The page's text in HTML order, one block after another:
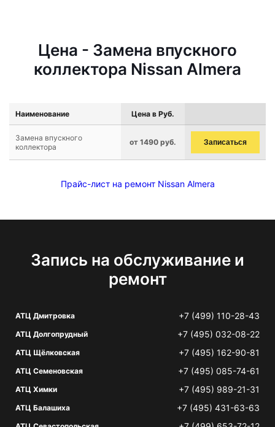
Цена - Замена впускного
коллектора Nissan Almera
Наименование Цена в Руб.
Замена впускного
коллектора
от 1490 руб. Записаться
Прайс-лист на ремонт Nissan Almera
Запись на обслуживание и
ремонт
АТЦ Дмитровка +7 (499) 110-28-43
АТЦ Долгопрудный +7 (495) 032-08-22
АТЦ Щёлковская +7 (495) 162-90-81
АТЦ Семеновская +7 (495) 085-74-61
АТЦ Химки +7 (495) 989-21-31
АТЦ Балашиха +7 (495) 431-63-63